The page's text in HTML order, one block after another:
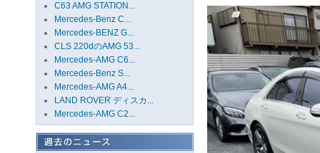
C63 AMG STATION...
Mercedes-Benz C...
Mercedes-BENZ G...
CLS 220dのAMG 53...
Mercedes-AMG C6...
Mercedes-Benz S...
Mercedes-AMG A4...
LAND ROVER ディスカ...
Mercedes-AMG C2...